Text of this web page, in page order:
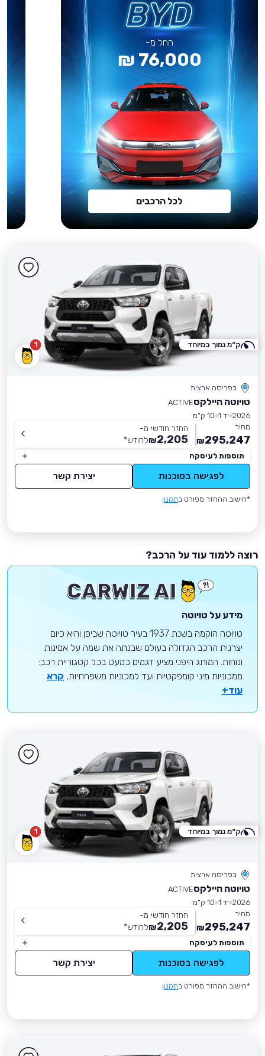
החל מ-
76,000 ₪
לכל הרכבים
1
בפריסה ארצית
טויוטה היילקסACTIVE
2026 יד 1
10 ק״מ
מחיר
295,247
₪
החזר חודשי מ-
2,205
₪לחודש*
תוספות לעיסקה
לפגישה בסוכנות יצירת קשר
*חישוב ההחזר מפורט בתקנון
ק״מ נמוך במיוחד
רוצה ללמוד עוד על הרכב?
מידע על טויוטה
טויוטה הוקמה בשנת 1937 בעיר טויוטה שביפן והיא כיום
יצרנית הרכב הגדולה בעולם שבנתה את שמה על אמינות
ונוחות. המותג היפני מציע דגמים כמעט בכל קטגוריית רכב:
ממכוניות מיני קומפקטיות ועד למכוניות משפחתיות, קרא
עוד+
1
בפריסה ארצית
טויוטה היילקסACTIVE
2026 יד 1
10 ק״מ
מחיר
295,247
₪
החזר חודשי מ-
2,205
₪לחודש*
תוספות לעיסקה
לפגישה בסוכנות יצירת קשר
*חישוב ההחזר מפורט בתקנון
ק״מ נמוך במיוחד